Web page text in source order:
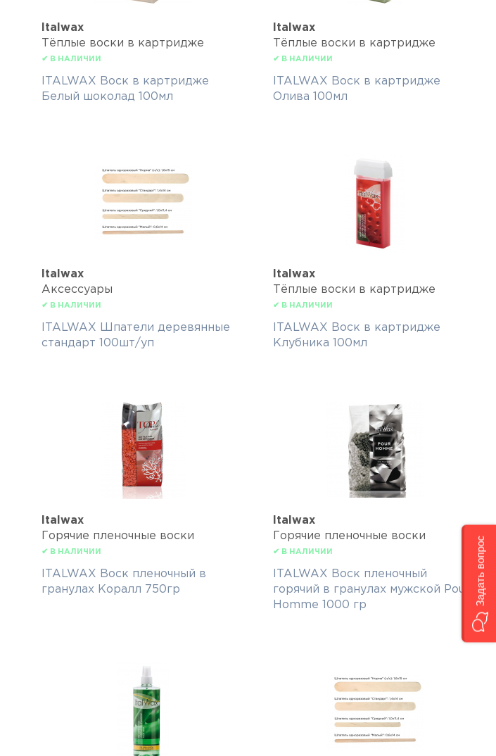
Italwax
Тёплые воски в картридже
✔ В НАЛИЧИИ
ITALWAX Воск в картридже
Белый шоколад 100мл
Italwax
Тёплые воски в картридже
✔ В НАЛИЧИИ
ITALWAX Воск в картридже
Олива 100мл
Italwax
Аксессуары
✔ В НАЛИЧИИ
ITALWAX Шпатели деревянные
стандарт 100шт/уп
Italwax
Тёплые воски в картридже
✔ В НАЛИЧИИ
ITALWAX Воск в картридже
Клубника 100мл
Italwax
Горячие пленочные воски
✔ В НАЛИЧИИ
ITALWAX Воск пленочный в
гранулах Коралл 750гр
Italwax
Горячие пленочные воски
✔ В НАЛИЧИИ
ITALWAX Воск пленочный
горячий в гранулах мужской Pour
Homme 1000 гр
Задать вопрос